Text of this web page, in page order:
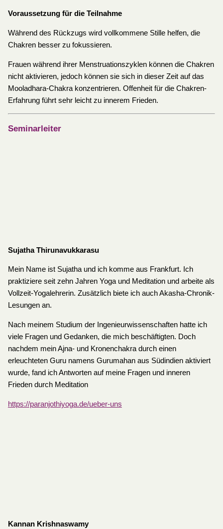
Voraussetzung für die Teilnahme
Während des Rückzugs wird vollkommene Stille helfen, die
Chakren besser zu fokussieren.
Frauen während ihrer Menstruationszyklen können die Chakren
nicht aktivieren, jedoch können sie sich in dieser Zeit auf das
Mooladhara-Chakra konzentrieren. Offenheit für die Chakren-
Erfahrung führt sehr leicht zu innerem Frieden.
Seminarleiter
Sujatha Thirunavukkarasu
Mein Name ist Sujatha und ich komme aus Frankfurt. Ich
praktiziere seit zehn Jahren Yoga und Meditation und arbeite als
Vollzeit-Yogalehrerin. Zusätzlich biete ich auch Akasha-Chronik-
Lesungen an.
Nach meinem Studium der Ingenieurwissenschaften hatte ich
viele Fragen und Gedanken, die mich beschäftigten. Doch
nachdem mein Ajna- und Kronenchakra durch einen
erleuchteten Guru namens Gurumahan aus Südindien aktiviert
wurde, fand ich Antworten auf meine Fragen und inneren
Frieden durch Meditation
https://paranjothiyoga.de/ueber-uns
Kannan Krishnaswamy